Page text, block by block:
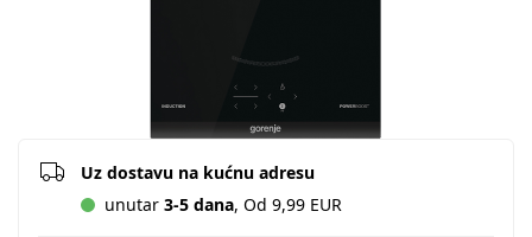
Uz dostavu na kućnu adresu
unutar 3-5 dana, Od 9,99 EUR